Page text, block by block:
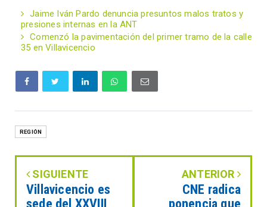
Jaime Iván Pardo denuncia presuntos malos tratos y
presiones internas en la ANT
Comenzó la pavimentación del primer tramo de la calle
35 en Villavicencio
REGIÓN
SIGUIENTE
Villavicencio es
sede del XXVIII
ANTERIOR
CNE radica
ponencia que